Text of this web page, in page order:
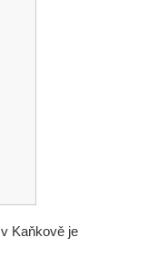
v Kaňkově je